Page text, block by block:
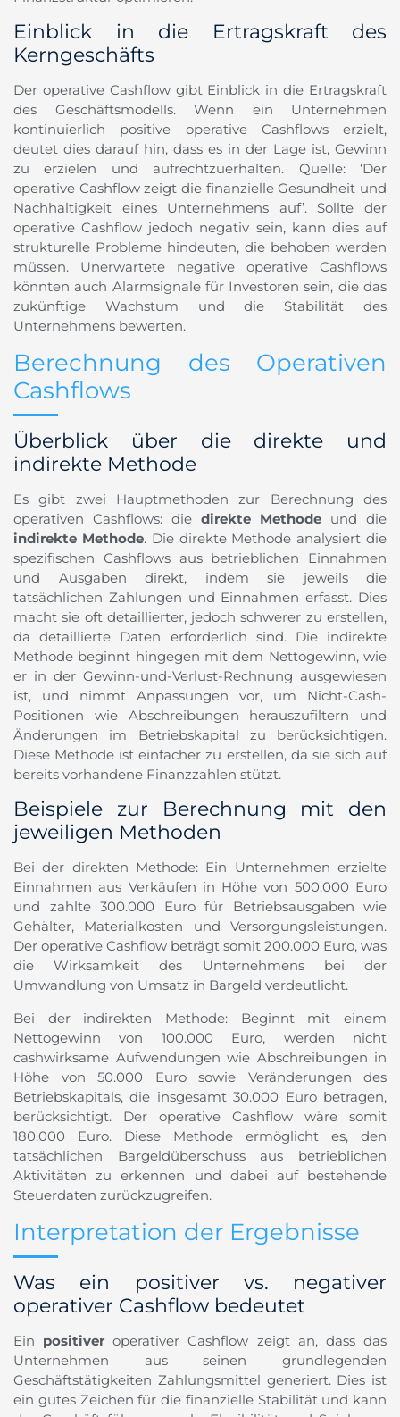
Einblick in die Ertragskraft des
Kerngeschäfts
Der operative Cashflow gibt Einblick in die Ertragskraft
des Geschäftsmodells. Wenn ein Unternehmen
kontinuierlich positive operative Cashflows erzielt,
deutet dies darauf hin, dass es in der Lage ist, Gewinn
zu erzielen und aufrechtzuerhalten. Quelle: ‘Der
operative Cashflow zeigt die finanzielle Gesundheit und
Nachhaltigkeit eines Unternehmens auf’. Sollte der
operative Cashflow jedoch negativ sein, kann dies auf
strukturelle Probleme hindeuten, die behoben werden
müssen. Unerwartete negative operative Cashflows
könnten auch Alarmsignale für Investoren sein, die das
zukünftige Wachstum und die Stabilität des
Unternehmens bewerten.
Berechnung des Operativen
Cashflows
Überblick über die direkte und
indirekte Methode
Es gibt zwei Hauptmethoden zur Berechnung des
operativen Cashflows: die direkte Methode und die
indirekte Methode. Die direkte Methode analysiert die
spezifischen Cashflows aus betrieblichen Einnahmen
und Ausgaben direkt, indem sie jeweils die
tatsächlichen Zahlungen und Einnahmen erfasst. Dies
macht sie oft detaillierter, jedoch schwerer zu erstellen,
da detaillierte Daten erforderlich sind. Die indirekte
Methode beginnt hingegen mit dem Nettogewinn, wie
er in der Gewinn-und-Verlust-Rechnung ausgewiesen
ist, und nimmt Anpassungen vor, um Nicht-Cash-
Positionen wie Abschreibungen herauszufiltern und
Änderungen im Betriebskapital zu berücksichtigen.
Diese Methode ist einfacher zu erstellen, da sie sich auf
bereits vorhandene Finanzzahlen stützt.
Beispiele zur Berechnung mit den
jeweiligen Methoden
Bei der direkten Methode: Ein Unternehmen erzielte
Einnahmen aus Verkäufen in Höhe von 500.000 Euro
und zahlte 300.000 Euro für Betriebsausgaben wie
Gehälter, Materialkosten und Versorgungsleistungen.
Der operative Cashflow beträgt somit 200.000 Euro, was
die Wirksamkeit des Unternehmens bei der
Umwandlung von Umsatz in Bargeld verdeutlicht.
Bei der indirekten Methode: Beginnt mit einem
Nettogewinn von 100.000 Euro, werden nicht
cashwirksame Aufwendungen wie Abschreibungen in
Höhe von 50.000 Euro sowie Veränderungen des
Betriebskapitals, die insgesamt 30.000 Euro betragen,
berücksichtigt. Der operative Cashflow wäre somit
180.000 Euro. Diese Methode ermöglicht es, den
tatsächlichen Bargeldüberschuss aus betrieblichen
Aktivitäten zu erkennen und dabei auf bestehende
Steuerdaten zurückzugreifen.
Interpretation der Ergebnisse
Was ein positiver vs. negativer
operativer Cashflow bedeutet
Ein positiver operativer Cashflow zeigt an, dass das
Unternehmen aus seinen grundlegenden
Geschäftstätigkeiten Zahlungsmittel generiert. Dies ist
ein gutes Zeichen für die finanzielle Stabilität und kann